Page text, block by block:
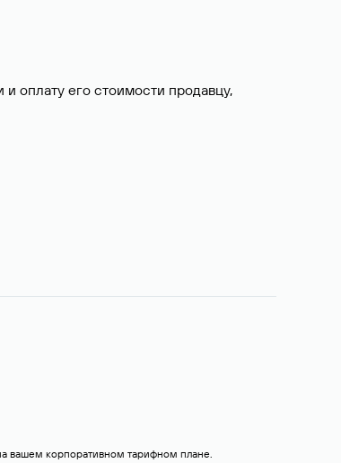
оплату его стоимости продавцу,
вашем корпоративном тарифном плане.